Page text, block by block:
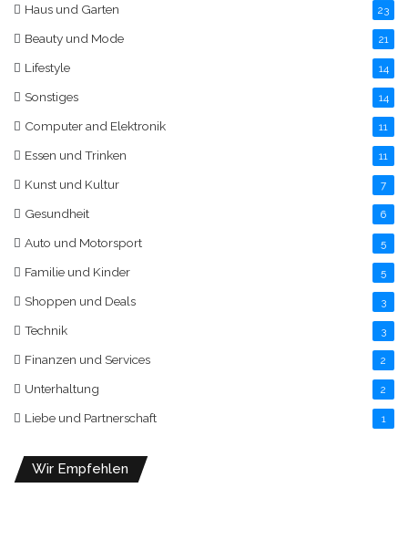
Haus und Garten 23
Beauty und Mode 21
Lifestyle 14
Sonstiges 14
Computer and Elektronik 11
Essen und Trinken 11
Kunst und Kultur 7
Gesundheit 6
Auto und Motorsport 5
Familie und Kinder 5
Shoppen und Deals 3
Technik 3
Finanzen und Services 2
Unterhaltung 2
Liebe und Partnerschaft 1
Wir Empfehlen